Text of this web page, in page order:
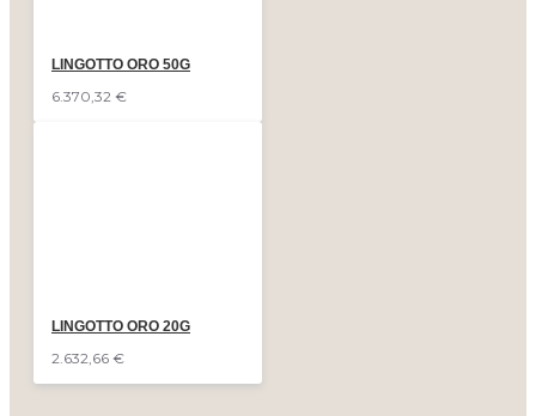
LINGOTTO ORO 50G
6.370,32 €
LINGOTTO ORO 20G
2.632,66 €